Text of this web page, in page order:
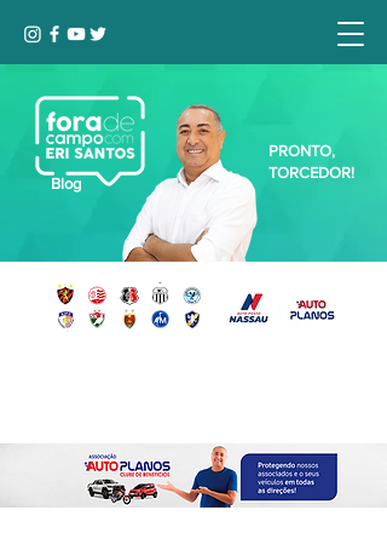
Blog
PRONTO,
TORCEDOR!